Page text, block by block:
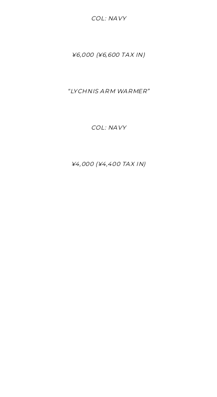
COL: NAVY
¥6,000 (¥6,600 TAX IN)
“LYCHNIS ARM WARMER”
COL: NAVY
¥4,000 (¥4,400 TAX IN)